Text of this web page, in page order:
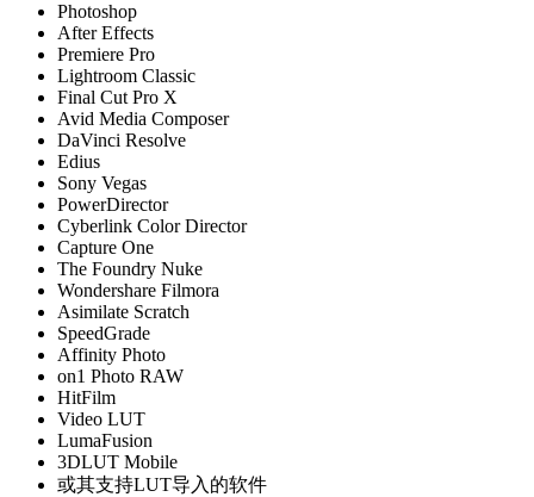
Photoshop
After Effects
Premiere Pro
Lightroom Classic
Final Cut Pro X
Avid Media Composer
DaVinci Resolve
Edius
Sony Vegas
PowerDirector
Cyberlink Color Director
Capture One
The Foundry Nuke
Wondershare Filmora
Asimilate Scratch
SpeedGrade
Affinity Photo
on1 Photo RAW
HitFilm
Video LUT
LumaFusion
3DLUT Mobile
或其支持LUT导入的软件